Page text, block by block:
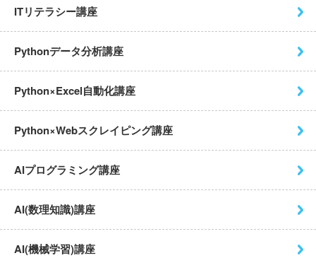
ITリテラシー講座
Pythonデータ分析講座
Python×Excel自動化講座
Python×Webスクレイピング講座
AIプログラミング講座
AI(数理知識)講座
AI(機械学習)講座